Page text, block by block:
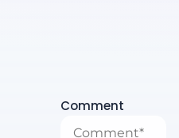
Comment